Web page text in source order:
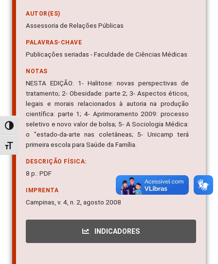
Alternar alto contraste
Alternar tamanho da fonte
AUTOR(ES)
Assessoria de Relações Públicas
PALAVRAS-CHAVE
Publicações seriadas - Faculdade de Ciências Médicas
NOTAS
NESTA EDIÇÃO: 1- Halitose: novas perspectivas de
tratamento; 2- Obesidade: parte 2; 3- Aspectos éticos,
legais e morais relacionados à autoria na produção
científica: parte 1; 4- Aprimoramento 2009: processo
seletivo e novo valor de bolsa; 5- A Sociologia Médica:
o "estado-da-arte nas coletâneas; 5- Unicamp terá
primeira escola para Saúde da Família.
DESCRIÇÃO FÍSICA:
8 p.: PDF
IMPRENTA
Campinas, v. 4, n. 2, agosto 2008
INDICADORES